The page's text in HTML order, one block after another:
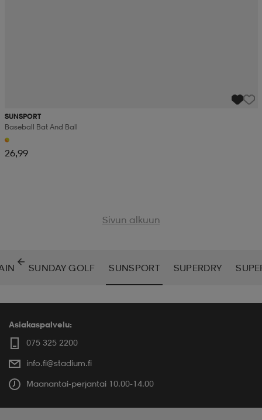
SUNSPORT
Baseball Bat And Ball
26,99
Sivun alkuun
SUNDAY GOLF SUNSPORT SUPERDRY
Asiakaspalvelu:
075 325 2200
info.fi@stadium.fi
Maanantai-perjantai 10.00-14.00